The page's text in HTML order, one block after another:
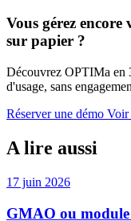
Vous gérez
sur papier ?
Découvrez OPTIMa en
d'usage, sans
Réserver une démo Voir
A lire aussi
17 juin 2026
GMAO ou